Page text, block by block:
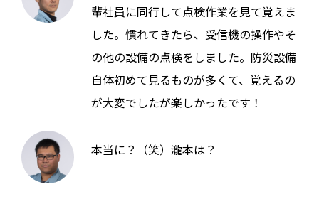
輩社員に同行して点検作業を見て覚えま
した。慣れてきたら、受信機の操作やそ
の他の設備の点検をしました。防災設備
自体初めて見るものが多くて、覚えるの
が大変でしたが楽しかったです！
本当に？（笑）瀧本は？